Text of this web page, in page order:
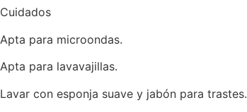
Cuidados
Apta para microondas.
Apta para lavavajillas.
Lavar con esponja suave y jabón para trastes.